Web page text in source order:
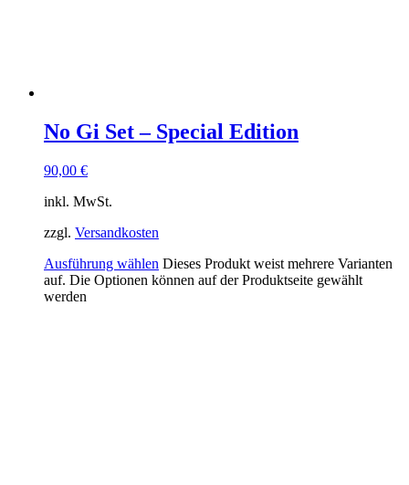
No Gi Set – Special Edition
90,00 €
inkl. MwSt.
zzgl. Versandkosten
Ausführung wählen Dieses Produkt weist mehrere Varianten
auf. Die Optionen können auf der Produktseite gewählt
werden